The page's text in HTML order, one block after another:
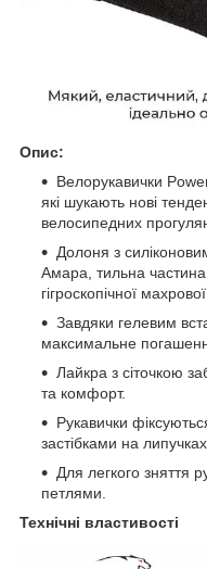
Опис:
Велорукавички
які шукають нові
велосипедних
Долоня з
Амара, тильна
гігроскопічної
Завдяки гелевим
максимальне
Лайкра з сіточкою
та комфорт.
Рукавички
застібками на липучках.
Для легкого зняття
петлями.
Технічні властивості